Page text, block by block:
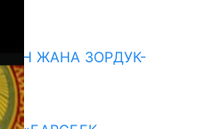
ЖАНА ЗОРДУК-